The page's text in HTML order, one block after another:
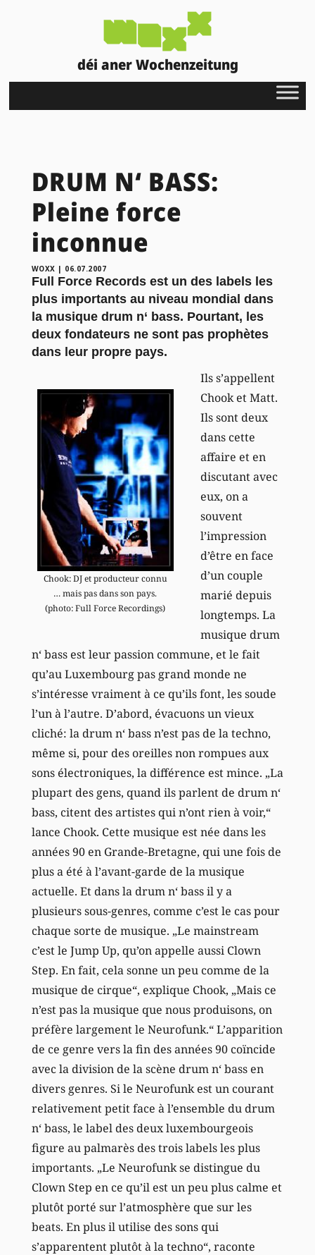
déi aner Wochenzeitung
DRUM N‘ BASS:
Pleine force
inconnue
WOXX | 06.07.2007
Full Force Records est un des labels les
plus importants au niveau mondial dans
la musique drum n‘ bass. Pourtant, les
deux fondateurs ne sont pas prophètes
dans leur propre pays.
Chook: DJ et producteur connu
… mais pas dans son pays.
(photo: Full Force Recordings)
Ils s’appellent
Chook et Matt.
Ils sont deux
dans cette
affaire et en
discutant avec
eux, on a
souvent
l’impression
d’être en face
d’un couple
marié depuis
longtemps. La
musique drum
n‘ bass est leur passion commune, et le fait
qu’au Luxembourg pas grand monde ne
s’intéresse vraiment à ce qu’ils font, les soude
l’un à l’autre. D’abord, évacuons un vieux
cliché: la drum n‘ bass n’est pas de la techno,
même si, pour des oreilles non rompues aux
sons électroniques, la différence est mince. „La
plupart des gens, quand ils parlent de drum n‘
bass, citent des artistes qui n’ont rien à voir,“
lance Chook. Cette musique est née dans les
années 90 en Grande-Bretagne, qui une fois de
plus a été à l’avant-garde de la musique
actuelle. Et dans la drum n‘ bass il y a
plusieurs sous-genres, comme c’est le cas pour
chaque sorte de musique. „Le mainstream
c’est le Jump Up, qu’on appelle aussi Clown
Step. En fait, cela sonne un peu comme de la
musique de cirque“, explique Chook, „Mais ce
n’est pas la musique que nous produisons, on
préfère largement le Neurofunk.“ L’apparition
de ce genre vers la fin des années 90 coïncide
avec la division de la scène drum n‘ bass en
divers genres. Si le Neurofunk est un courant
relativement petit face à l’ensemble du drum
n‘ bass, le label des deux luxembourgeois
figure au palmarès des trois labels les plus
importants. „Le Neurofunk se distingue du
Clown Step en ce qu’il est un peu plus calme et
plutôt porté sur l’atmosphère que sur les
beats. En plus il utilise des sons qui
s’apparentent plutôt à la techno“, raconte